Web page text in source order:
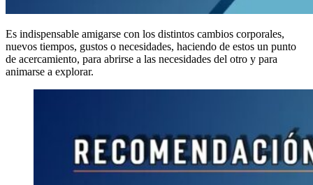
Es indispensable amigarse con los distintos cambios corporales,
nuevos tiempos, gustos o necesidades, haciendo de estos un punto
de acercamiento, para abrirse a las necesidades del otro y para
animarse a explorar.